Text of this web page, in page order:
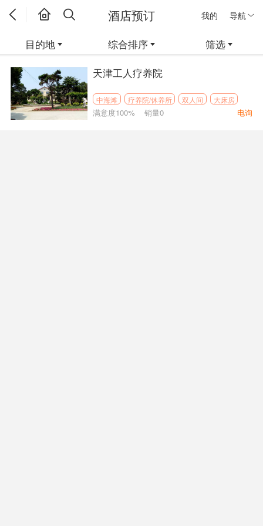
我的 导航
酒店预订
目的地 综合排序 筛选
天津工人疗养院
中海滩 疗养院/休养所 双人间
大床房
家庭间
三人间
满意度100% 销量0 电询